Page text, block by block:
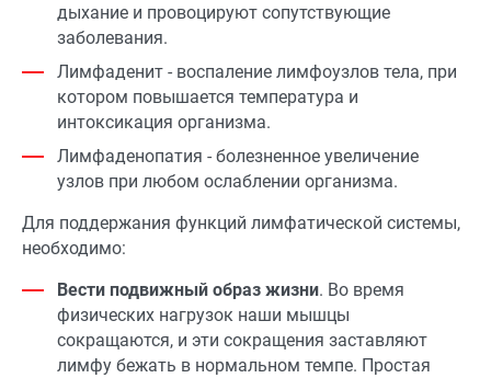
дыхание и провоцируют сопутствующие
заболевания.
Лимфаденит - воспаление лимфоузлов тела, при
котором повышается температура и
интоксикация организма.
Лимфаденопатия - болезненное увеличение
узлов при любом ослаблении организма.
Для поддержания функций лимфатической системы,
необходимо:
Вести подвижный образ жизни. Во время
физических нагрузок наши мышцы
сокращаются, и эти сокращения заставляют
лимфу бежать в нормальном темпе. Простая